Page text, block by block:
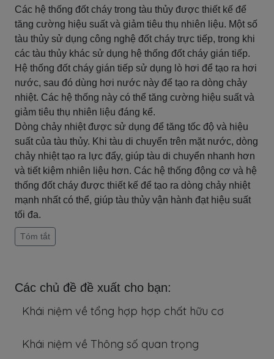
Các hệ thống đốt cháy trong tàu thủy được thiết kế để
tăng cường hiệu suất và giảm tiêu thụ nhiên liệu. Một số
tàu thủy sử dụng công nghệ đốt cháy trực tiếp, trong khi
các tàu thủy khác sử dụng hệ thống đốt cháy gián tiếp.
Hệ thống đốt cháy gián tiếp sử dụng lò hơi để tạo ra hơi
nước, sau đó dùng hơi nước này để tạo ra dòng chảy
nhiệt. Các hệ thống này có thể tăng cường hiệu suất và
giảm tiêu thụ nhiên liệu đáng kể.
Dòng chảy nhiệt được sử dụng để tăng tốc độ và hiệu
suất của tàu thủy. Khi tàu di chuyển trên mặt nước, dòng
chảy nhiệt tạo ra lực đẩy, giúp tàu di chuyển nhanh hơn
và tiết kiệm nhiên liệu hơn. Các hệ thống động cơ và hệ
thống đốt cháy được thiết kế để tạo ra dòng chảy nhiệt
mạnh nhất có thể, giúp tàu thủy vận hành đạt hiệu suất
tối đa.
Tóm tắt
Các chủ đề đề xuất cho bạn:
Khái niệm về tổng hợp hợp chất hữu cơ
Khái niệm về Thông số quan trọng